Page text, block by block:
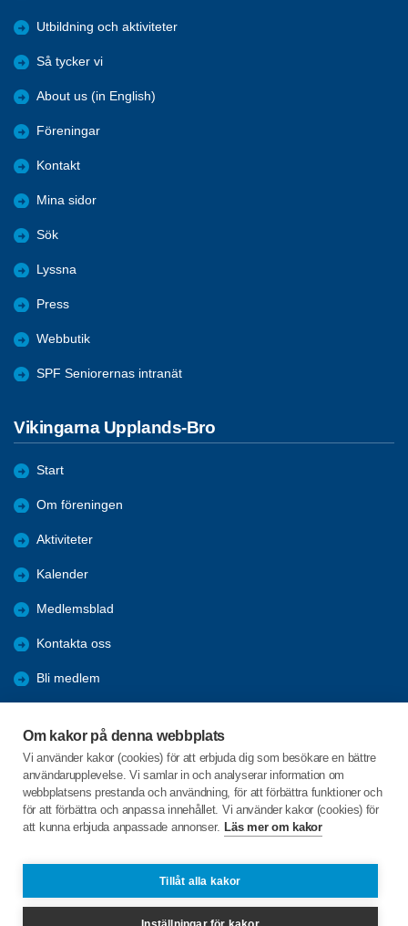
Om kakor på denna webbplats
Vi använder kakor (cookies) för att erbjuda dig som besökare en bättre
användarupplevelse. Vi samlar in och analyserar information om
webbplatsens prestanda och användning, för att förbättra funktioner och
för att förbättra och anpassa innehållet. Vi använder kakor (cookies) för
att kunna erbjuda anpassade annonser. Läs mer om kakor
Tillåt alla kakor
Utbildning och aktiviteter
Så tycker vi
About us (in English)
Föreningar
Kontakt
Mina sidor
Sök
Lyssna
Press
Webbutik
SPF Seniorernas intranät
Vikingarna Upplands-Bro
Start
Om föreningen
Aktiviteter
Kalender
Medlemsblad
Kontakta oss
Bli medlem
Externa länkar
SPF-appen
C/o:Grass